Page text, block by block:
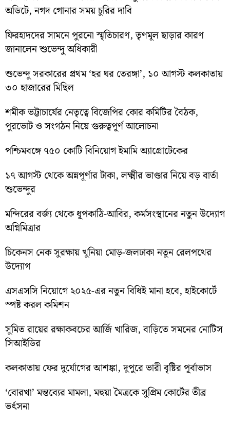
অডিটে, নগদ গোনার সময় চুরির দাবি
ফিরহাদদের সামনে পুরনো স্মৃতিচারণ, তৃণমূল ছাড়ার কারণ
জানালেন শুভেন্দু অধিকারী
শুভেন্দু সরকারের প্রথম ‘হর ঘর তেরঙ্গা’, ১০ আগস্ট কলকাতায়
৩০ হাজারের মিছিল
শমীক ভট্টাচার্যের নেতৃত্বে বিজেপির কোর কমিটির বৈঠক,
পুরভোট ও সংগঠন নিয়ে গুরুত্বপূর্ণ আলোচনা
পশ্চিমবঙ্গে ৭৫০ কোটি বিনিয়োগ ইমামি অ্যাগ্রোটেকের
১৭ আগস্ট থেকে অন্নপূর্ণার টাকা, লক্ষ্মীর ভাণ্ডার নিয়ে বড় বার্তা
শুভেন্দুর
মন্দিরের বর্জ্য থেকে ধূপকাঠি-আবির, কর্মসংস্থানের নতুন উদ্যোগ
অগ্নিমিত্রার
চিকেনস নেক সুরক্ষায় খুনিয়া মোড়-জলঢাকা নতুন রেলপথের
উদ্যোগ
এসএসসি নিয়োগে ২০২৫-এর নতুন বিধিই মানা হবে, হাইকোর্টে
স্পষ্ট করল কমিশন
সুমিত রায়ের রক্ষাকবচের আর্জি খারিজ, বাড়িতে সমনের নোটিস
সিআইডির
কলকাতায় ফের দুর্যোগের আশঙ্কা, দুপুরে ভারী বৃষ্টির পূর্বাভাস
‘বোরখা’ মন্তব্যের মামলা, মহুয়া মৈত্রকে সুপ্রিম কোর্টের তীব্র
ভর্ৎসনা